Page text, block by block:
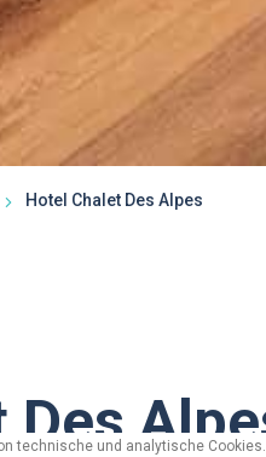
Hotel Chalet Des Alpes
Des
technische und analytische